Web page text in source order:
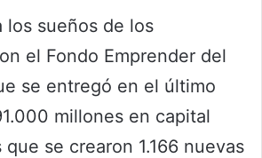
los sueños de los
el Fondo Emprender del
se entregó en el último
millones en capital
se crearon 1.166 nuevas